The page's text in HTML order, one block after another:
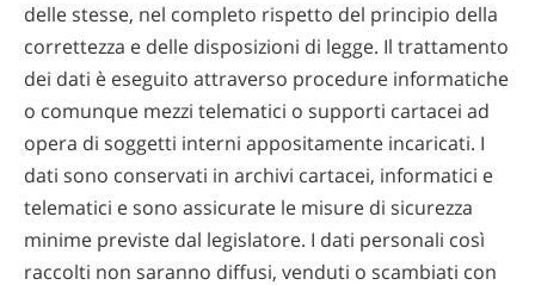
delle stesse, nel completo rispetto del principio della
correttezza e delle disposizioni di legge. Il trattamento
dei dati è eseguito attraverso procedure informatiche
o comunque mezzi telematici o supporti cartacei ad
opera di soggetti interni appositamente incaricati. I
dati sono conservati in archivi cartacei, informatici e
telematici e sono assicurate le misure di sicurezza
minime previste dal legislatore. I dati personali così
raccolti non saranno diffusi, venduti o scambiati con